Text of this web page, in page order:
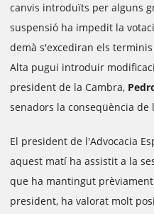
canvis introduïts per alguns
suspensió ha impedit la
demà s'excediran els
Alta pugui introduir
president de la Cambra,
senadors la conseqüència de
El president de l'Advocacia
aquest matí ha assistit a la
que ha mantingut
president, ha valorat molt